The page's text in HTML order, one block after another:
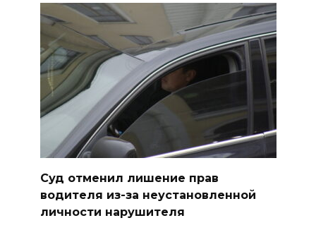
Суд отменил лишение прав
водителя из-за неустановленной
личности нарушителя